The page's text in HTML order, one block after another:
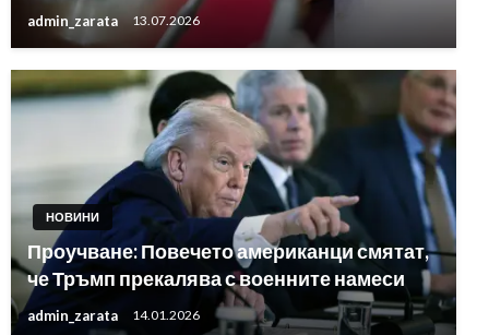
admin_zarata 13.07.2026
НОВИНИ
Проучване: Повечето американци смятат,
че Тръмп прекалява с военните намеси
admin_zarata 14.01.2026